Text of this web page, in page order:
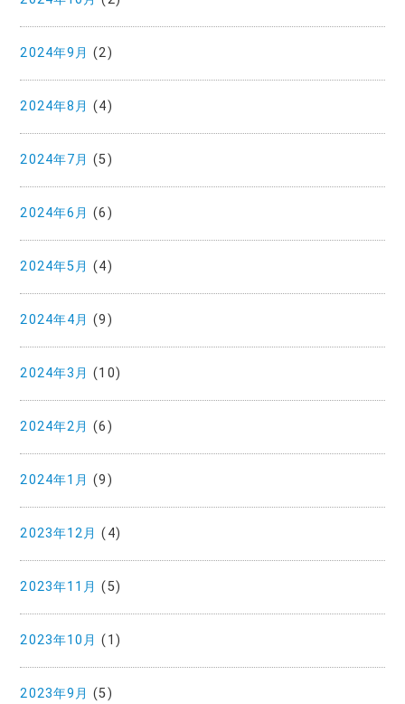
2024年9月 (2)
2024年8月 (4)
2024年7月 (5)
2024年6月 (6)
2024年5月 (4)
2024年4月 (9)
2024年3月 (10)
2024年2月 (6)
2024年1月 (9)
2023年12月 (4)
2023年11月 (5)
2023年10月 (1)
2023年9月 (5)